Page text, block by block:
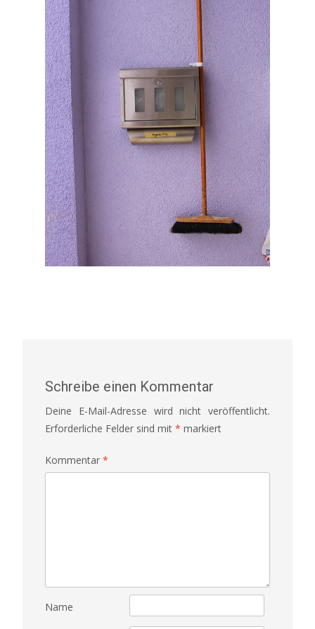
Schreibe einen Kommentar
Deine E-Mail-Adresse wird nicht veröffentlicht.
Erforderliche Felder sind mit * markiert
Kommentar *
Name